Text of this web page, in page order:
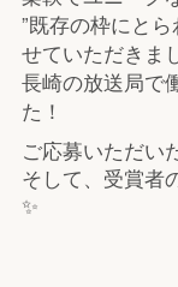
”既存の枠にと
せていただきま
長崎の放送局で
た！
ご応募いただい
そして、受賞者
✨